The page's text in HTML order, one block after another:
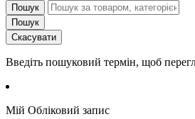
Пошук
Пошук
Скасувати
Введіть пошуковий термін, щоб
Мій Обліковий запис